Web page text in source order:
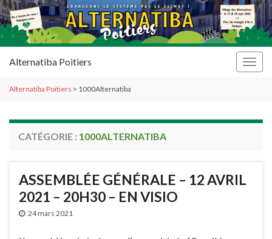
Alternatiba Poitiers
Alternatiba Poitiers > 1000Alternatiba
CATÉGORIE : 1000ALTERNATIBA
ASSEMBLÉE GÉNÉRALE – 12 AVRIL
2021 – 20H30 – EN VISIO
24 mars 2021